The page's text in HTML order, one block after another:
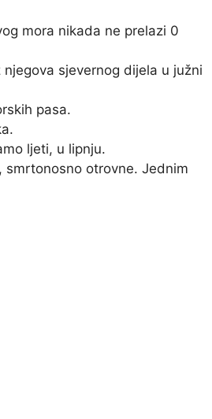
mora nikada ne prelazi 0
sjevernog dijela u južni
pasa.
ljeti, u lipnju.
smrtonosno otrovne. Jednim